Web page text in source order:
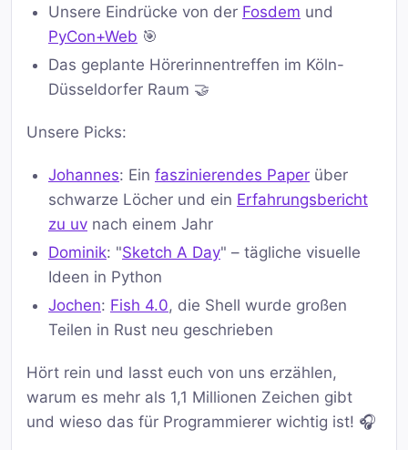
Unsere Eindrücke von der Fosdem und
PyCon+Web 🎯
Das geplante Hörerinnentreffen im Köln-
Düsseldorfer Raum 🤝
Unsere Picks:
Johannes: Ein faszinierendes Paper über
schwarze Löcher und ein Erfahrungsbericht
zu uv nach einem Jahr
Dominik: "Sketch A Day" – tägliche visuelle
Ideen in Python
Jochen: Fish 4.0, die Shell wurde großen
Teilen in Rust neu geschrieben
Hört rein und lasst euch von uns erzählen,
warum es mehr als 1,1 Millionen Zeichen gibt
und wieso das für Programmierer wichtig ist! 🎧